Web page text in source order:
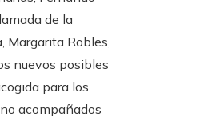
de la
Margarita Robles,
nuevos posibles
para los
acompañados